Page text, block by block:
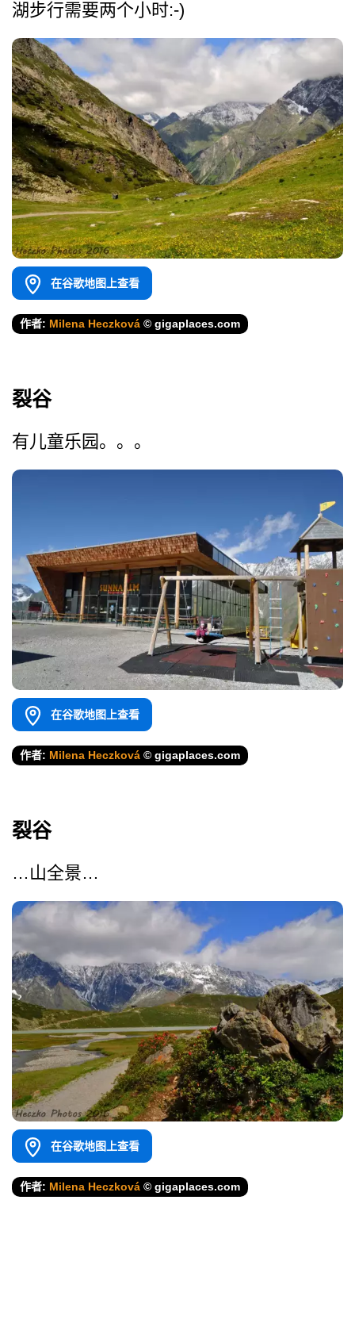
湖步行需要两个小时:-)
在谷歌地图上查看
作者: Milena Heczková © gigaplaces.com
裂谷
有儿童乐园。。。
在谷歌地图上查看
作者: Milena Heczková © gigaplaces.com
裂谷
…山全景…
在谷歌地图上查看
作者: Milena Heczková © gigaplaces.com